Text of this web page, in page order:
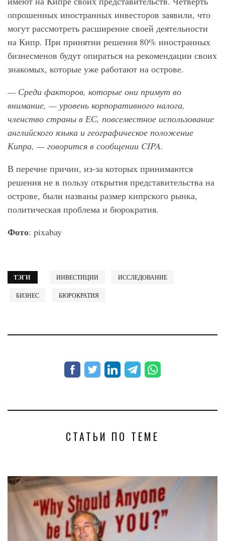
опрошенных иностранных инвесторов заявили, что
могут рассмотреть расширение своей деятельности
на Кипр. При принятии решения 80% иностранных
бизнесменов будут опираться на рекомендации своих
знакомых, которые уже работают на острове.
— Среди факторов, которые они примут во
внимание, — уровень корпоративного налога,
членство страны в ЕС, повсеместное использование
английского языка и географическое положение
Кипра, — говорится в сообщении CIPA.
В перечне причин, из-за которых принимаются
решения не в пользу открытия представительства на
острове, были названы размер кипрского рынка,
политическая проблема и бюрократия.
Фото: pixabay
ТЭГИ ИНВЕСТИЦИИ ИССЛЕДОВАНИЕ
БИЗНЕС БЮРОКРАТИЯ
СТАТЬИ ПО ТЕМЕ